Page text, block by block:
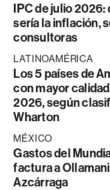
IPC de julio 2026:
sería la inflación,
consultoras
LATINOAMÉRICA
Los 5 países de
con mayor
2026, según
Wharton
MÉXICO
Gastos del
factura a
Azcárraga